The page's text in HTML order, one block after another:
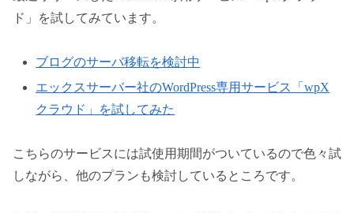
ド」を試してみています。
ブログのサーバ移転を検討中
エックスサーバー社のWordPress専用サービス「wpX
クラウド」を試してみた
こちらのサービスには試使用期間がついているので色々試
しながら、他のプランも検討しているところです。